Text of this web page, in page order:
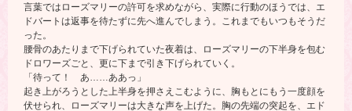
言葉ではローズマリーの許可を求めながら、実際に行動のほうでは、エ
ドバートは返事を待たずに先へ進んでしまう。これまでもいつもそうだ
った。
腰骨のあたりまで下げられていた夜着は、ローズマリーの下半身を包む
ドロワーズごと、更に下まで引き下げられていく。
「待って！ あ……ああっ」
起き上がろうとした上半身を押さえこむように、胸もとにもう一度顔を
伏せられ、ローズマリーは大きな声を上げた。胸の先端の突起を、エド